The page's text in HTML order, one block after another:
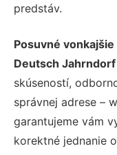
predstáv.
Posuvné
Deutsch Jahrndorf
skúseností,
správnej adrese –
garantujeme vám
korektné jednanie